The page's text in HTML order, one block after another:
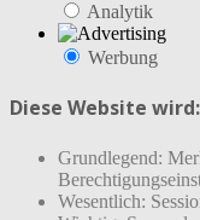
Analytik
Werbung
Diese Website wird:
Grundlegend:
Wesentlich: